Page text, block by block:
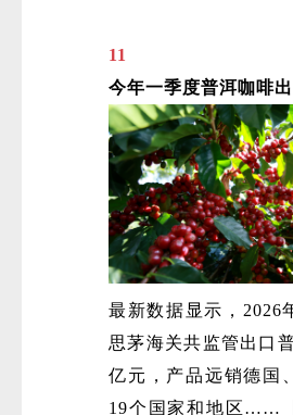
11
今年一季度普洱咖啡
最新数据显示，2026
思茅海关共监管出口
亿元，产品远销德国
19个国家和地区……